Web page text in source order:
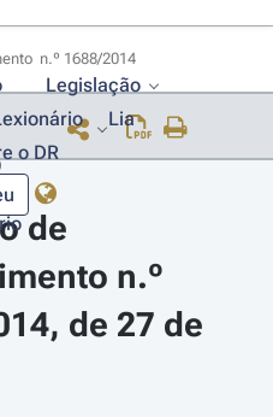
Legislação
Lia
o DR
de
n.º
de 27 de